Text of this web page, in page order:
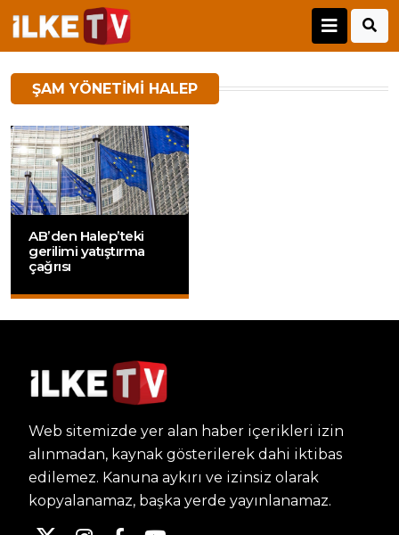
ŞAM YÖNETIMI HALEP
AB’den Halep’teki
gerilimi yatıştırma
çağrısı
Web sitemizde yer alan haber içerikleri izin
alınmadan, kaynak gösterilerek dahi iktibas
edilemez. Kanuna aykırı ve izinsiz olarak
kopyalanamaz, başka yerde yayınlanamaz.